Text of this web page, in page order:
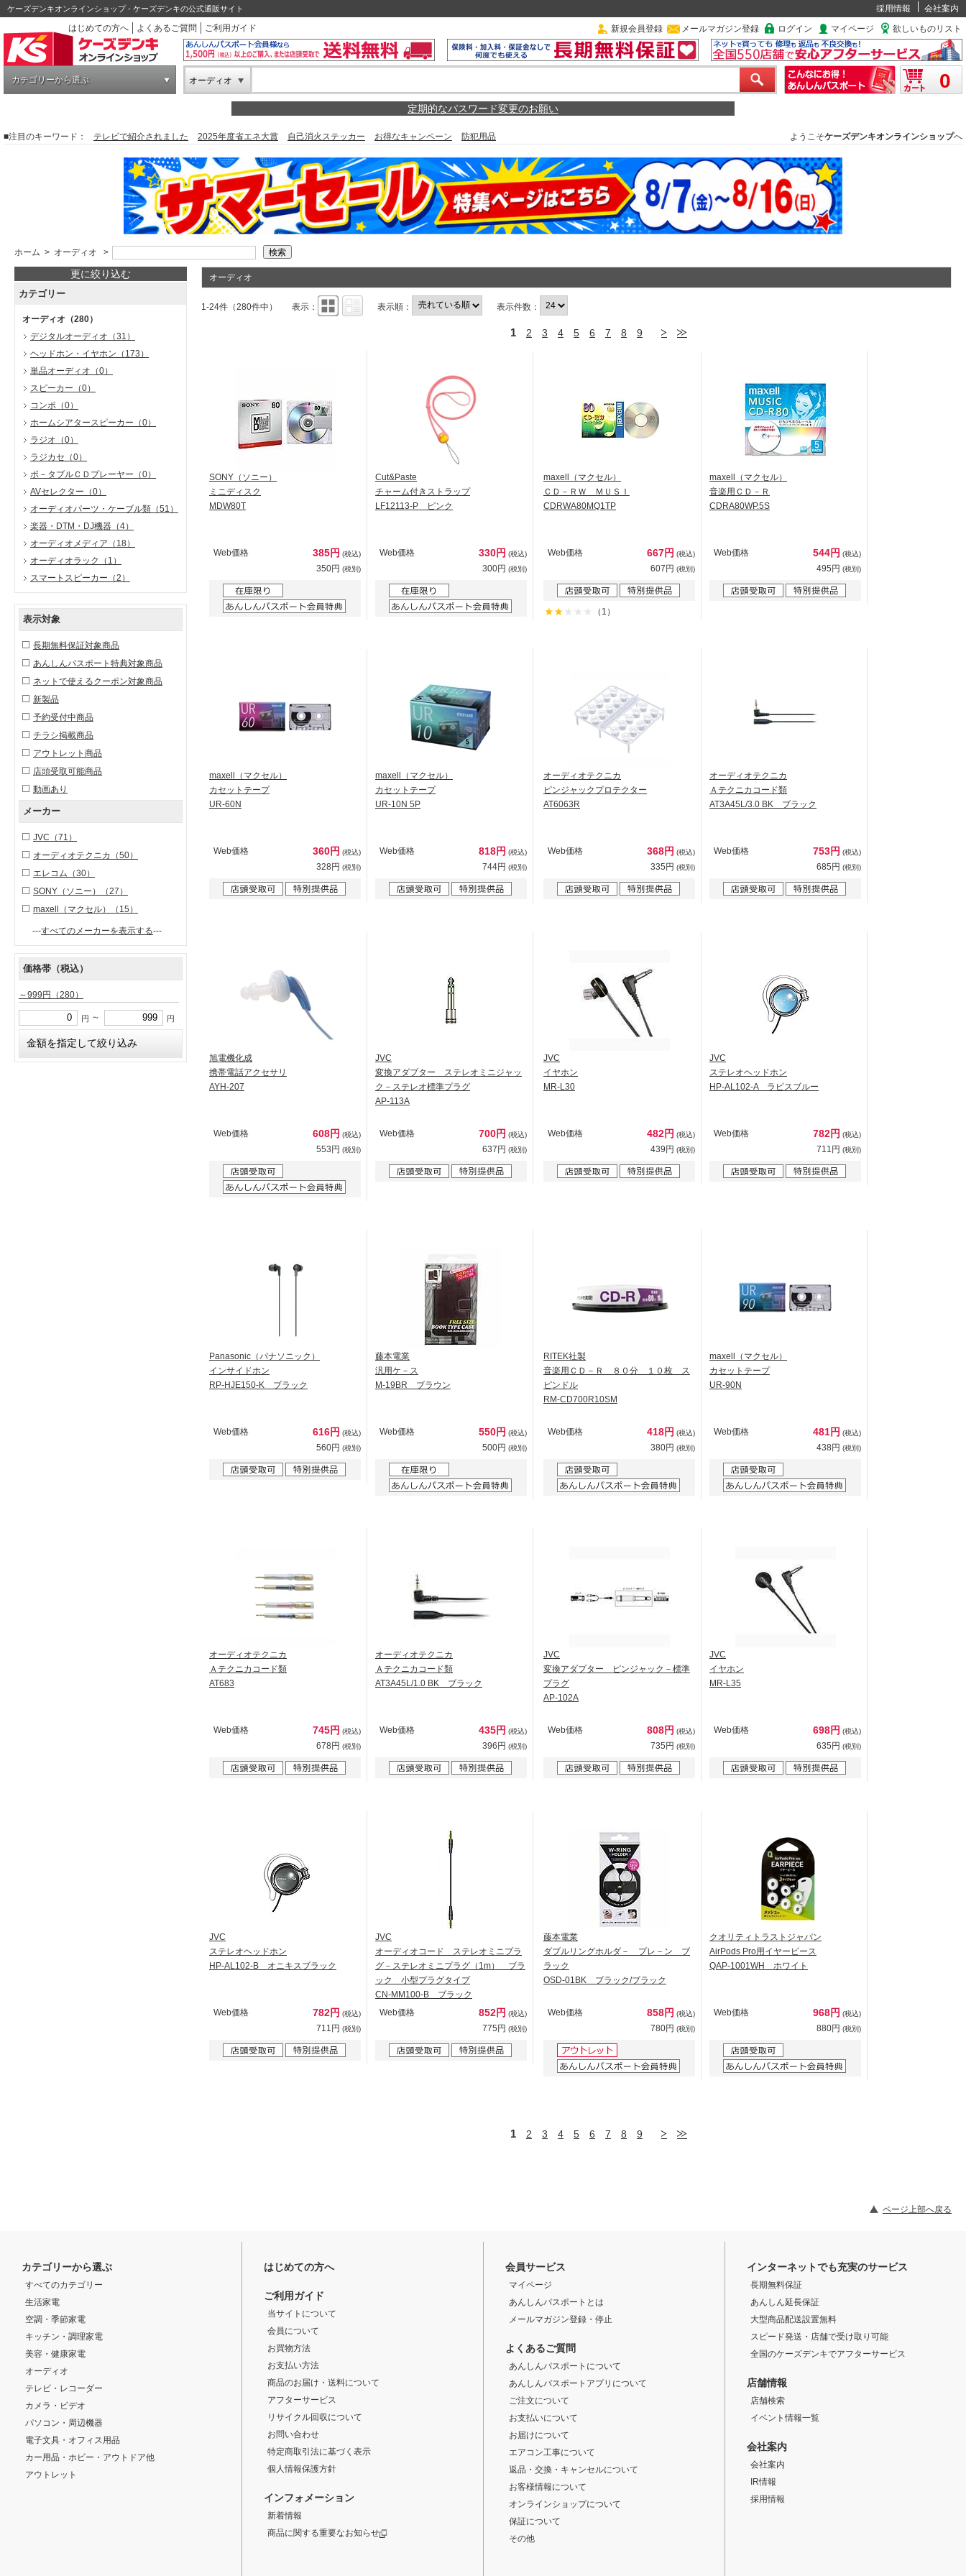
ケーズデンキオンラインショップ - ケーズデンキの公式通販サイト 採用情報
会社案内
はじめての方へ
よくあるご質問 ご利用ガイド 新規会員登録 メールマガジン登録 ログイン マイページ 欲しいものリスト
カテゴリーから選ぶ オーディオ 0
定期的なパスワード変更のお願い
■注目のキーワード： テレビで紹介されました 2025年度省エネ大賞 自己消火ステッカー お得なキャンペーン 防犯用品 ようこそケーズデンキオンラインショップへ
ホーム > オーディオ >
更に絞り込む
カテゴリー
オーディオ （280）
デジタルオーディオ （31）
ヘッドホン・イヤホン （173）
単品オーディオ （0）
スピーカー （0）
コンポ （0）
ホームシアタースピーカー （0）
ラジオ （0）
ラジカセ （0）
ポ－タブルＣＤプレーヤー （0）
AVセレクター （0）
オーディオパーツ・ケーブル類 （51）
楽器・DTM・DJ機器 （4）
オーディオメディア （18）
オーディオラック
（1）
スマートスピーカー （2）
表示対象
長期無料保証対象商品
あんしんパスポート特典対象商品
ネットで使えるクーポン対象商品
新製品
予約受付中商品
チラシ掲載商品
アウトレット商品
店頭受取可能商品
動画あり
メーカー
JVC （71）
オーディオテクニカ
（50）
エレコム （30）
SONY（ソニー）
（27）
maxell（マクセル）
（15）
---すべてのメーカーを表示する---
価格帯（税込）
～999円 （280）
円 ～ 円
オーディオ
1-24件（280件中） 表示： 表示順： 表示件数：
1 2 3 4 5 6 7 8 9
SONY（ソニー）
ミニディスク
MDW80T
Web価格 385円 (税込)
350円 (税別)
Cut&Paste
チャーム付きストラップ
LF12113-P ピンク
Web価格 330円 (税込)
300円 (税別)
maxell（マクセル）
ＣＤ－ＲＷ ＭＵＳＩ
CDRWA80MQ1TP
Web価格 667円 (税込)
607円 (税別)
（1）
maxell（マクセル）
音楽用ＣＤ－Ｒ
CDRA80WP.5S
Web価格 544円 (税込)
495円 (税別)
maxell（マクセル）
カセットテープ
UR-60N
Web価格 360円 (税込)
328円 (税別)
maxell（マクセル）
カセットテープ
UR-10N 5P
Web価格 818円 (税込)
744円 (税別)
オーディオテクニカ
ピンジャックプロテクター
AT6063R
Web価格 368円 (税込)
335円 (税別)
オーディオテクニカ
Ａテクニカコード類
AT3A45L/3.0 BK ブラック
Web価格 753円 (税込)
685円 (税別)
旭電機化成
携帯電話アクセサリ
AYH-207
Web価格 608円 (税込)
553円 (税別)
JVC
変換アダプター ステレオミニジャッ
ク－ステレオ標準プラグ
AP-113A
Web価格 700円 (税込)
637円 (税別)
JVC
イヤホン
MR-L30
Web価格 482円 (税込)
439円 (税別)
JVC
ステレオヘッドホン
HP-AL102-A ラピスブルー
Web価格 782円 (税込)
711円 (税別)
Panasonic（パナソニック）
インサイドホン
RP-HJE150-K ブラック
Web価格 616円 (税込)
560円 (税別)
藤本電業
汎用ケ－ス
M-19BR ブラウン
Web価格 550円 (税込)
500円 (税別)
RITEK社製
音楽用ＣＤ－Ｒ ８０分 １０枚 ス
ピンドル
RM-CD700R10SM
Web価格 418円 (税込)
380円 (税別)
maxell（マクセル）
カセットテープ
UR-90N
Web価格 481円 (税込)
438円 (税別)
オーディオテクニカ
Ａテクニカコード類
AT683
Web価格 745円 (税込)
678円 (税別)
オーディオテクニカ
Ａテクニカコード類
AT3A45L/1.0 BK ブラック
Web価格 435円 (税込)
396円 (税別)
JVC
変換アダプター ピンジャック－標準
プラグ
AP-102A
Web価格 808円 (税込)
735円 (税別)
JVC
イヤホン
MR-L35
Web価格 698円 (税込)
635円 (税別)
JVC
ステレオヘッドホン
HP-AL102-B オニキスブラック
Web価格 782円 (税込)
711円 (税別)
JVC
オーディオコード ステレオミニプラ
グ－ステレオミニプラグ（1m） ブラ
ック 小型プラグタイプ
CN-MM100-B ブラック
Web価格
852円 (税込)
775円 (税別)
藤本電業
ダブルリングホルダ－ プレ－ン ブ
ラック
OSD-01BK ブラック/ブラック
Web価格 858円 (税込)
780円 (税別)
クオリティトラストジャパン
AirPods Pro用イヤーピース
QAP-1001WH ホワイト
Web価格 968円 (税込)
880円 (税別)
1 2 3 4 5 6 7 8 9
ページ上部へ戻る
カテゴリーから選ぶ
すべてのカテゴリー
生活家電
空調・季節家電
キッチン・調理家電
美容・健康家電
オーディオ
テレビ・レコーダー
カメラ・ビデオ
パソコン・周辺機器
電子文具・オフィス用品
カー用品・ホビー・アウトドア他
アウトレット
はじめての方へ
ご利用ガイド
当サイトについて
会員について
お買物方法
お支払い方法
商品のお届け・送料について
アフターサービス
リサイクル回収について
お問い合わせ
特定商取引法に基づく表示
個人情報保護方針
インフォメーション
新着情報
商品に関する重要なお知らせ
会員サービス
マイページ
あんしんパスポートとは
メールマガジン登録・停止
よくあるご質問
あんしんパスポートについて
あんしんパスポートアプリについて
ご注文について
お支払いについて
お届けについて
エアコン工事について
返品・交換・キャンセルについて
お客様情報について
オンラインショップについて
保証について
その他
インターネットでも充実のサービス
長期無料保証
あんしん延長保証
大型商品配送設置無料
スピード発送・店舗で受け取り可能
全国のケーズデンキでアフターサービス
店舗情報
店舗検索
イベント情報一覧
会社案内
会社案内
IR情報
採用情報